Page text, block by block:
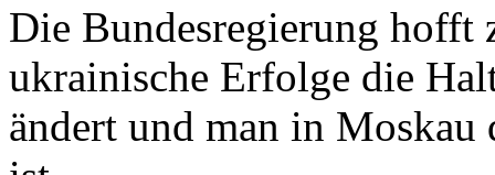
Die Bundesregierung hofft
ukrainische Erfolge die
ändert und man in Moskau